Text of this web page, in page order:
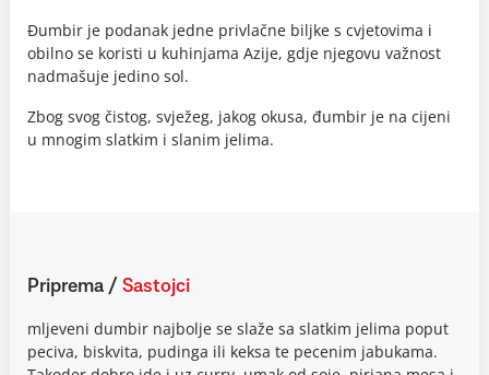
Đumbir je podanak jedne privlačne biljke s cvjetovima i
obilno se koristi u kuhinjama Azije, gdje njegovu važnost
nadmašuje jedino sol.
Zbog svog čistog, svježeg, jakog okusa, đumbir je na cijeni
u mnogim slatkim i slanim jelima.
Priprema / Sastojci
mljeveni dumbir najbolje se slaže sa slatkim jelima poput
peciva, biskvita, pudinga ili keksa te pecenim jabukama.